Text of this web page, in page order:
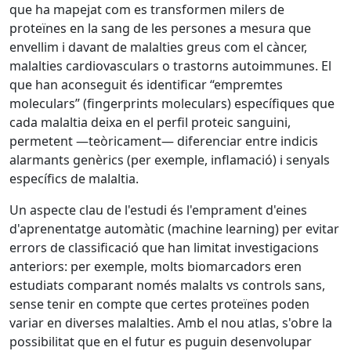
que ha mapejat com es transformen milers de
proteïnes en la sang de les persones a mesura que
envellim i davant de malalties greus com el càncer,
malalties cardiovasculars o trastorns autoimmunes. El
que han aconseguit és identificar “empremtes
moleculars” (fingerprints moleculars) específiques que
cada malaltia deixa en el perfil proteic sanguini,
permetent —teòricament— diferenciar entre indicis
alarmants genèrics (per exemple, inflamació) i senyals
específics de malaltia.
Un aspecte clau de l'estudi és l'emprament d'eines
d'aprenentatge automàtic (machine learning) per evitar
errors de classificació que han limitat investigacions
anteriors: per exemple, molts biomarcadors eren
estudiats comparant només malalts vs controls sans,
sense tenir en compte que certes proteïnes poden
variar en diverses malalties. Amb el nou atlas, s'obre la
possibilitat que en el futur es puguin desenvolupar